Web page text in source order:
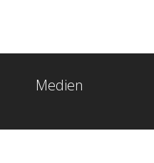
Medien